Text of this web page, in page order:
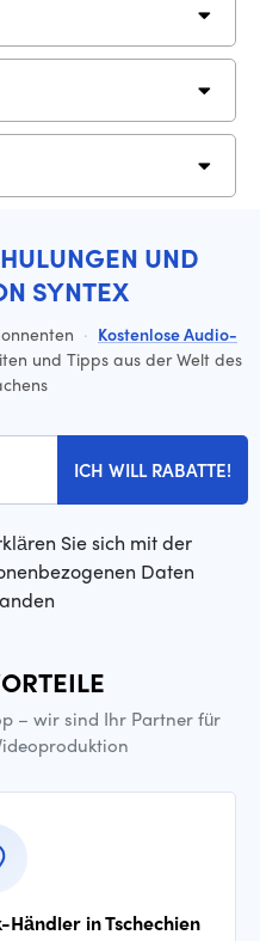
UND
SYNTEX
· Kostenlose Audio-
und Tipps aus der Welt des
ICH WILL RABATTE!
Sie sich mit der
Daten
– wir sind Ihr Partner für
in Tschechien